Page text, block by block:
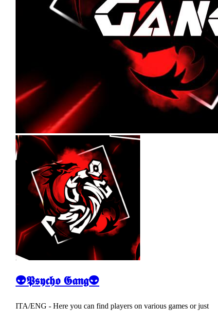
👽𝕻𝖘𝖞𝖈𝖍𝖔 𝕲𝖆𝖓𝖌👽
ITA/ENG - Here you can find players on various games or just